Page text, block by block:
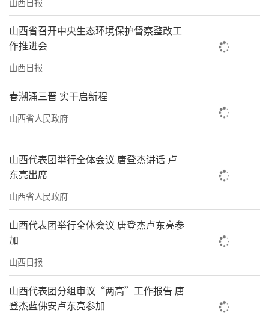
山西省召开中央生态环境保护督察整改工
作推进会
山西日报
春潮涌三晋 实干启新程
山西省人民政府
山西代表团举行全体会议 唐登杰讲话 卢
东亮出席
山西省人民政府
山西代表团举行全体会议 唐登杰卢东亮参
加
山西日报
山西代表团分组审议“两高”工作报告 唐
登杰蓝佛安卢东亮参加